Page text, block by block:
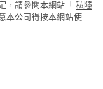
，請參閱本網站「 私隱
本公司得按本網站使用